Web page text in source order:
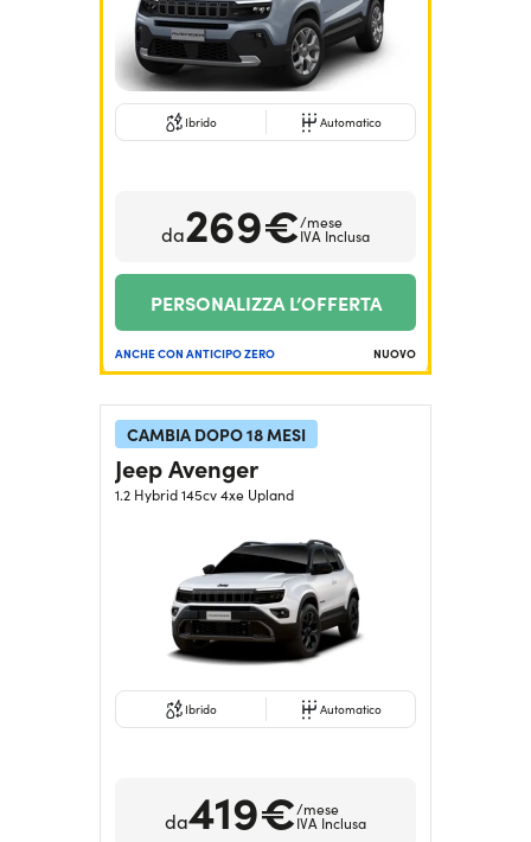
Ibrido Automatico
da269€/mese
IVA Inclusa
PERSONALIZZA L’OFFERTA
ANCHE CON ANTICIPO ZERO NUOVO
CAMBIA DOPO 18 MESI
Jeep Avenger
1.2 Hybrid 145cv 4xe Upland
Ibrido Automatico
da419€/mese
IVA Inclusa